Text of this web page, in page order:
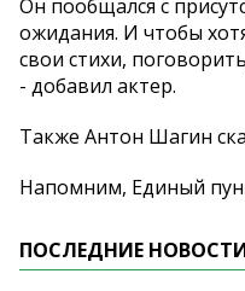
Он пообщался с
ожидания. И чтобы
свои стихи,
- добавил актер.
Также Антон Шагин
Напомним, Единый
ПОСЛЕДНИЕ